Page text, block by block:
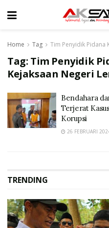
Home Tag Tim Penyidik Pidana
Tag: Tim Penyidik
Kejaksaan Negeri
Bendahara
Terjerat
Korupsi
26 FEBRUARI
TRENDING